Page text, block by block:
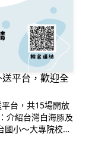
平台，歡迎全
台，共15場開放
介紹台灣白海豚及
小～大專院校每
放申請多場）🏫
報，口頭講述⏰
人數：依校方安